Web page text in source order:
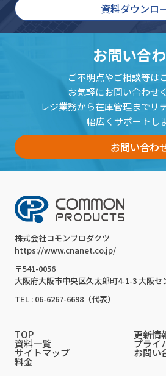
資料ダウンロ
お問い合
ご不明点やご相談等は
お気軽にお問い合わせ
レジ業務から在庫管理までリ
幅広くサポートし
お問い合わ
株式会社コモンプロダクツ
https://www.cnanet.co.jp/
〒541-0056
大阪府大阪市中央区久太郎町4-1-3 大阪セ
TEL : 06-6267-6698（代表）
TOP 更新情
資料一覧 プライ
サイトマップ お問い
料金